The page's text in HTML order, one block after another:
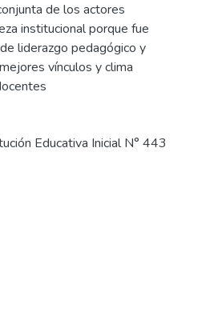
de los actores
institucional porque fue
liderazgo pedagógico y
vínculos y clima
Educativa Inicial N° 443